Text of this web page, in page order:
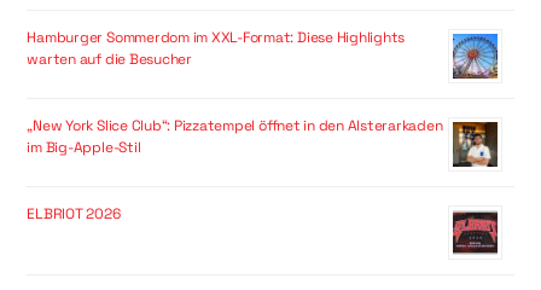
Hamburger Sommerdom im XXL-Format: Diese Highlights
warten auf die Besucher
„New York Slice Club“: Pizzatempel öffnet in den Alsterarkaden
im Big-Apple-Stil
ELBRIOT 2026